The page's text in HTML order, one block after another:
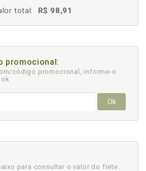
total: R$ 98,91
promocional:
código promocional, informe-o
Ok
para consultar o valor do frete.